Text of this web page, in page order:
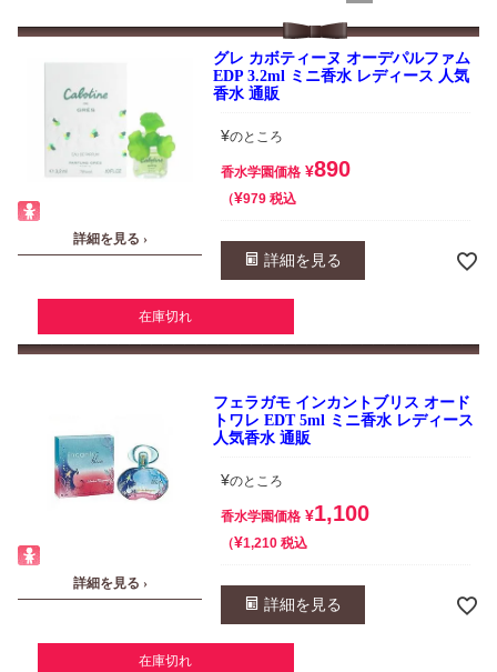
詳細を見る ›
グレ カボティーヌ オーデパルファム
EDP 3.2ml ミニ香水 レディース 人気
香水 通販
¥のところ
香水学園価格 ¥890
¥979 税込
詳細を見る
在庫切れ
詳細を見る ›
フェラガモ インカントブリス オード
トワレ EDT 5ml ミニ香水 レディース
人気香水 通販
¥のところ
香水学園価格 ¥1,100
¥1,210 税込
詳細を見る
在庫切れ